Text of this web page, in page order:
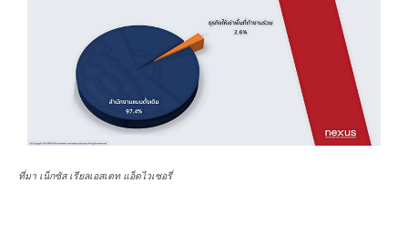
ที่มา เน็กซัส เรียลเอสเตท แอ็ดไวเซอรี่